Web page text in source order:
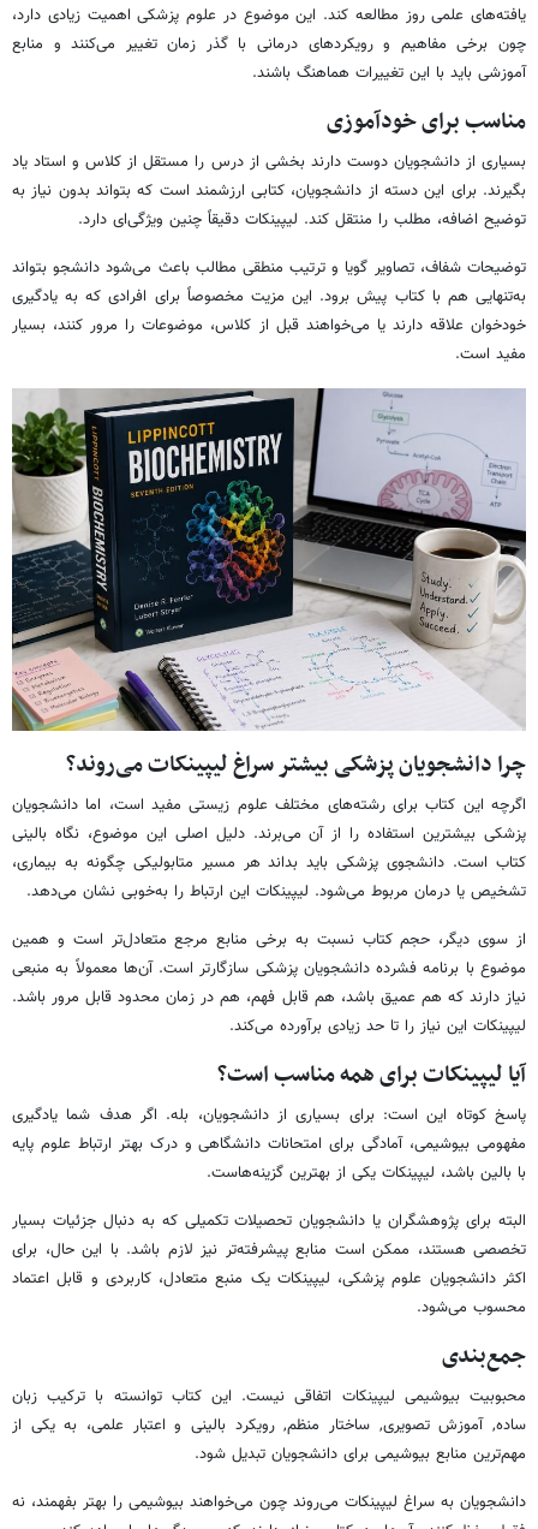
یافته‌های علمی روز مطالعه کند. این موضوع در علوم پزشکی اهمیت زیادی دارد،
چون برخی مفاهیم و رویکردهای درمانی با گذر زمان تغییر می‌کنند و منابع
آموزشی باید با این تغییرات هماهنگ باشند.
مناسب برای خودآموزی
بسیاری از دانشجویان دوست دارند بخشی از درس را مستقل از کلاس و استاد یاد
بگیرند. برای این دسته از دانشجویان، کتابی ارزشمند است که بتواند بدون نیاز به
توضیح اضافه، مطلب را منتقل کند. لیپینکات دقیقاً چنین ویژگی‌ای دارد.
توضیحات شفاف، تصاویر گویا و ترتیب منطقی مطالب باعث می‌شود دانشجو بتواند
به‌تنهایی هم با کتاب پیش برود. این مزیت مخصوصاً برای افرادی که به یادگیری
خودخوان علاقه دارند یا می‌خواهند قبل از کلاس، موضوعات را مرور کنند، بسیار
مفید است.
چرا دانشجویان پزشکی بیشتر سراغ لیپینکات می‌روند؟
اگرچه این کتاب برای رشته‌های مختلف علوم زیستی مفید است، اما دانشجویان
پزشکی بیشترین استفاده را از آن می‌برند. دلیل اصلی این موضوع، نگاه بالینی
کتاب است. دانشجوی پزشکی باید بداند هر مسیر متابولیکی چگونه به بیماری،
تشخیص یا درمان مربوط می‌شود. لیپینکات این ارتباط را به‌خوبی نشان می‌دهد.
از سوی دیگر، حجم کتاب نسبت به برخی منابع مرجع متعادل‌تر است و همین
موضوع با برنامه فشرده دانشجویان پزشکی سازگارتر است. آن‌ها معمولاً به منبعی
نیاز دارند که هم عمیق باشد، هم قابل فهم، هم در زمان محدود قابل مرور باشد.
لیپینکات این نیاز را تا حد زیادی برآورده می‌کند.
آیا لیپینکات برای همه مناسب است؟
پاسخ کوتاه این است: برای بسیاری از دانشجویان، بله. اگر هدف شما یادگیری
مفهومی بیوشیمی، آمادگی برای امتحانات دانشگاهی و درک بهتر ارتباط علوم پایه
با بالین باشد، لیپینکات یکی از بهترین گزینه‌هاست.
البته برای پژوهشگران یا دانشجویان تحصیلات تکمیلی که به دنبال جزئیات بسیار
تخصصی هستند، ممکن است منابع پیشرفته‌تر نیز لازم باشد. با این حال، برای
اکثر دانشجویان علوم پزشکی، لیپینکات یک منبع متعادل، کاربردی و قابل اعتماد
محسوب می‌شود.
جمع‌بندی
محبوبیت بیوشیمی لیپینکات اتفاقی نیست. این کتاب توانسته با ترکیب زبان
ساده, آموزش تصویری, ساختار منظم, رویکرد بالینی و اعتبار علمی، به یکی از
مهم‌ترین منابع بیوشیمی برای دانشجویان تبدیل شود.
دانشجویان به سراغ لیپینکات می‌روند چون می‌خواهند بیوشیمی را بهتر بفهمند، نه